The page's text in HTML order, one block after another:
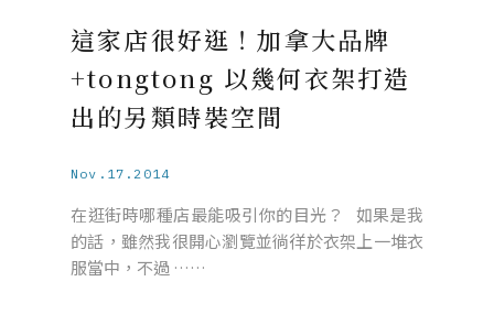
這家店很好逛！加拿大品牌
+tongtong 以幾何衣架打造
出的另類時裝空間
Nov.17.2014
在逛街時哪種店最能吸引你的目光？ 如果是我
的話，雖然我很開心瀏覽並徜徉於衣架上一堆衣
服當中，不過 ……